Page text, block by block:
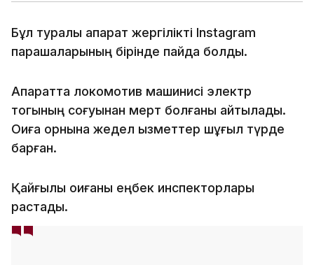
Бұл туралы ақпарат жергілікті Instagram
парақшаларының бірінде пайда болды.
Ақпаратта локомотив машинисі электр
тогының соғуынан мерт болғаны айтылады.
Оқиға орнына жедел қызметтер шұғыл түрде
барған.
Қайғылы оқиғаны еңбек инспекторлары
растады.